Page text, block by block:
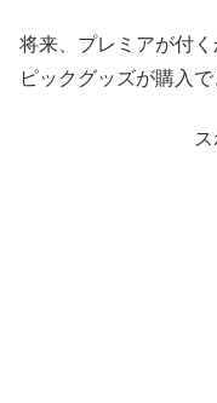
将来、プレミアが付
ピックグッズが購入